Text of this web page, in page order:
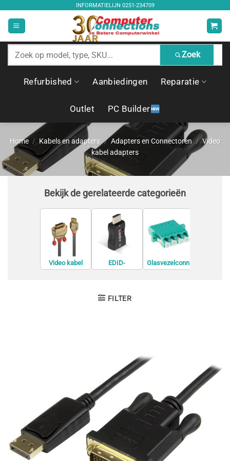
inhoud
INFORMATIELIJN 0251-234709
Zoek
producten
Zoek
Refurbished Aanbiedingen Reparatie
Outlet PC Builder
Home / Kabels en adapters / Adapters en Connectoren / Video
kabel adapters
Bekijk de gerelateerde categorieën
Video kabel
adapters
EDID-
emulators
Glasvezelconn
ectors
FILTER